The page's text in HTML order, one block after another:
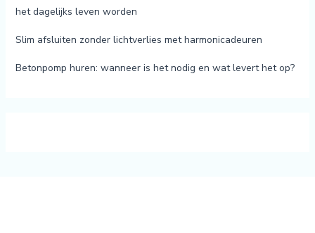
het dagelijks leven worden
Slim afsluiten zonder lichtverlies met harmonicadeuren
Betonpomp huren: wanneer is het nodig en wat levert het op?